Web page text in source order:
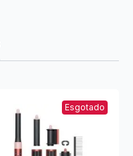
Esgotado